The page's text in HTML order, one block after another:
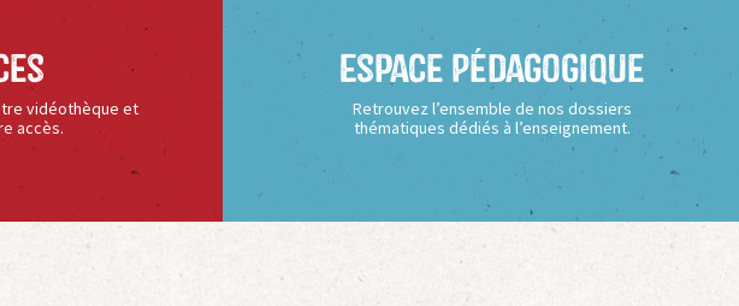
vidéothèque et
accès.
Espace Pédagogique
Retrouvez l’ensemble de nos dossiers
thématiques dédiés à l’enseignement.